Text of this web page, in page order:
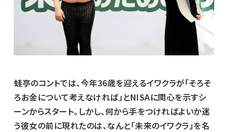
蛙亭のコントでは、今年36歳を迎えるイワクラが「そろそ
ろお金について考えなければ」とNISAに関心を示すシ
ーンからスタート。しかし、何から手をつければよいか迷
う彼女の前に現れたのは、なんと「未来のイワクラ」を名